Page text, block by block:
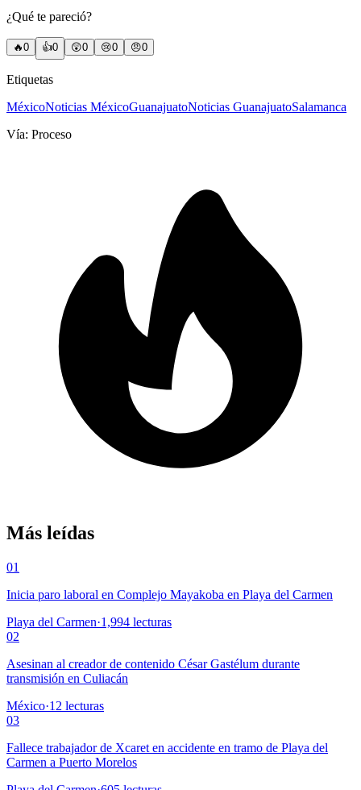
¿Qué te pareció?
🔥0 👍0 😲0 😢0 😠0
Etiquetas
MéxicoNoticias MéxicoGuanajuatoNoticias GuanajuatoSalamanca
Vía: Proceso
Más leídas
01
Inicia paro laboral en Complejo Mayakoba en Playa del Carmen
Playa del Carmen·1,994 lecturas
02
Asesinan al creador de contenido César Gastélum durante
transmisión en Culiacán
México·12 lecturas
03
Fallece trabajador de Xcaret en accidente en tramo de Playa del
Carmen a Puerto Morelos